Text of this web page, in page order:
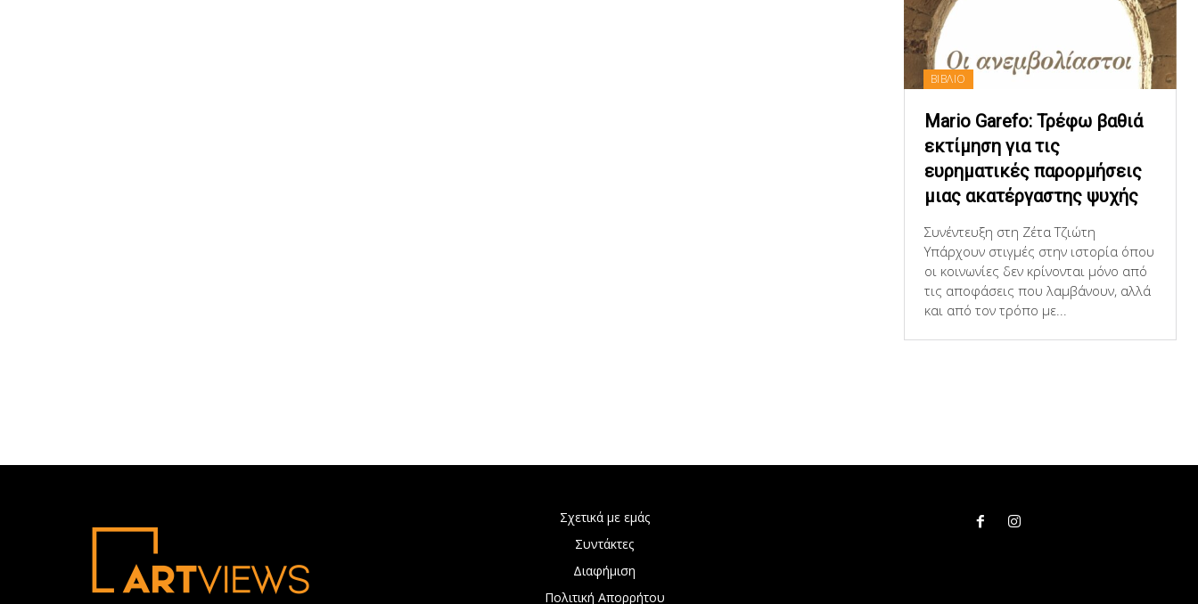
ΒΙΒΛΙΟ
Mario Garefo: Τρέφω βαθιά
εκτίμηση για τις
ευρηματικές παρορμήσεις
μιας ακατέργαστης ψυχής
Συνέντευξη στη Ζέτα Τζιώτη
Υπάρχουν στιγμές στην ιστορία όπου
οι κοινωνίες δεν κρίνονται μόνο από
τις αποφάσεις που λαμβάνουν, αλλά
και από τον τρόπο με...
Σχετικά με εμάς
Συντάκτες
Διαφήμιση
Πολιτική Απορρήτου